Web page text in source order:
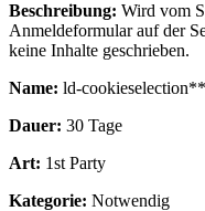
Beschreibung: Wird vom
Anmeldeformular auf der
keine Inhalte geschrieben.
Name: ld-cookieselection**
Dauer: 30 Tage
Art: 1st Party
Kategorie: Notwendig